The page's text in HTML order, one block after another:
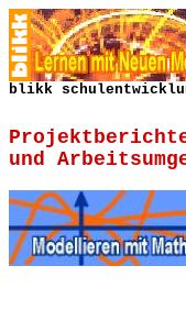
blikk
und